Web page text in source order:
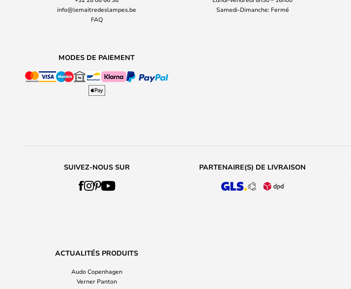
info@lemaitredeslampes.be
FAQ
Samedi-Dimanche: Fermé
MODES DE PAIEMENT
SUIVEZ-NOUS SUR PARTENAIRE(S) DE LIVRAISON
ACTUALITÉS PRODUITS
Audo Copenhagen
Verner Panton